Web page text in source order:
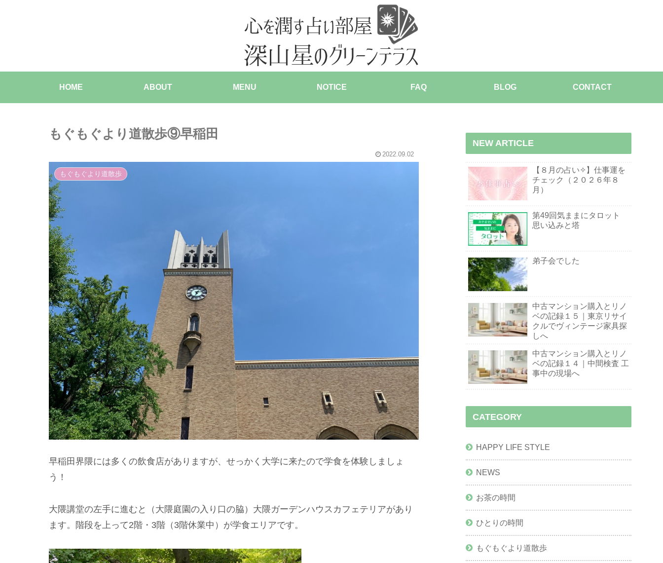
HOME ABOUT MENU NOTICE FAQ BLOG CONTACT
もぐもぐより道散歩⑨早稲田
2022.09.02
もぐもぐより道散歩
早稲田界隈には多くの飲食店がありますが、せっかく大学に来たので学食を体験しましょ
う！
大隈講堂の左手に進むと（大隈庭園の入り口の脇）大隈ガーデンハウスカフェテリアがあり
ます。階段を上って2階・3階（3階休業中）が学食エリアです。
NEW ARTICLE
【８月の占い✧】仕事運を
チェック（２０２６年８
月）
第49回気ままにタロット
思い込みと塔
弟子会でした
中古マンション購入とリノ
ベの記録１５｜東京リサイ
クルでヴィンテージ家具探
しへ
中古マンション購入とリノ
ベの記録１４｜中間検査 工
事中の現場へ
CATEGORY
HAPPY LIFE STYLE
NEWS
お茶の時間
ひとりの時間
もぐもぐより道散歩